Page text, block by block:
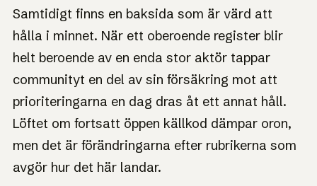
Samtidigt finns en baksida som är värd att
hålla i minnet. När ett oberoende register blir
helt beroende av en enda stor aktör tappar
communityt en del av sin försäkring mot att
prioriteringarna en dag dras åt ett annat håll.
Löftet om fortsatt öppen källkod dämpar oron,
men det är förändringarna efter rubrikerna som
avgör hur det här landar.